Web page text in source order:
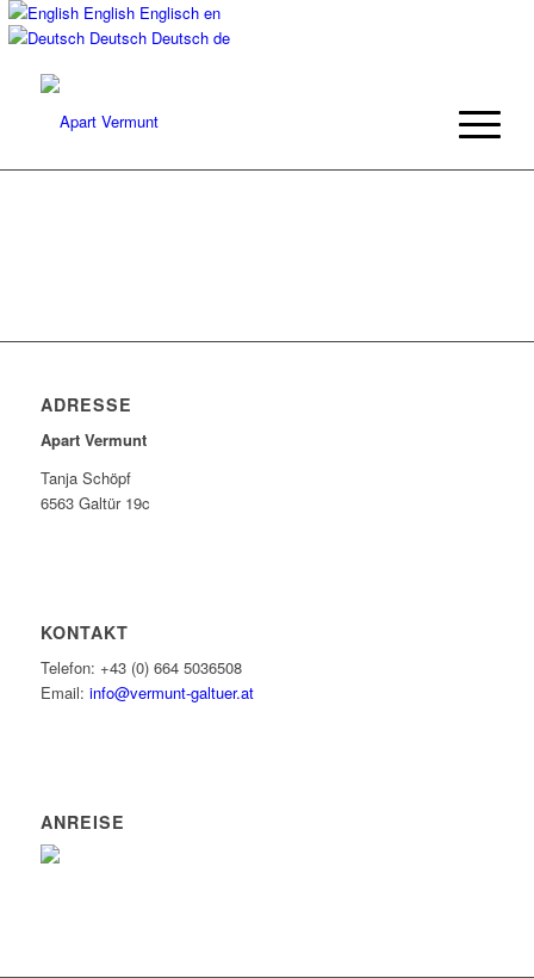
English Englisch en
Deutsch Deutsch de
ADRESSE
Apart Vermunt
Tanja Schöpf
6563 Galtür 19c
KONTAKT
Telefon: +43 (0) 664 5036508
Email: info@vermunt-galtuer.at
ANREISE